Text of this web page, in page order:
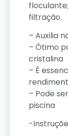
filtração.
– Auxilia
– Ótimo
cristalina
– É
– Pode
piscina
-